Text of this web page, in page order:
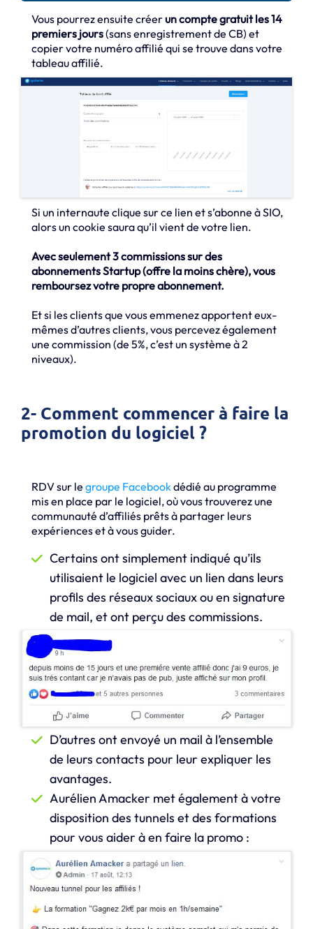
Vous pourrez ensuite créerun compte gratuit les 14
premiers jours(sans enregistrement de CB) et
copier votre numéro affilié qui se trouve dans votre
tableau affilié.
Si un internaute clique sur ce lien et s’abonne à SIO,
alors un cookie saura qu’il vient de votre lien.
Avec seulement 3 commissions sur des
abonnements Startup (offre la moins chère), vous
remboursez votre propre abonnement.
Et si les clients que vous emmenez apportent eux-
mêmes d’autres clients, vous percevez également
une commission (de 5%, c’est un système à 2
niveaux).
2- Comment commencer à faire la
promotion du logiciel ?
RDV sur le groupe Facebookdédié au programme
mis en place par le logiciel, où vous trouverez une
communauté d’affiliés prêts à partager leurs
expériences et à vous guider.
Certains ont simplement indiqué qu’ils
utilisaient le logiciel avec un lien dans leurs
profils des réseaux sociaux ou en signature
de mail, et ont perçu des commissions.
D’autres ont envoyé un mail à l’ensemble
de leurs contacts pour leur expliquer les
avantages.
Aurélien Amacker met également à votre
disposition des tunnels et des formations
pour vous aider à en faire la promo :